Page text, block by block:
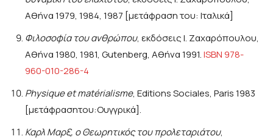
Αθήνα 1979, 1984, 1987 [μετάφραση του: Ιταλικά]
Φιλοσοφία του ανθρώπου, εκδόσεις Ι. Ζαχαρόπουλου,
Αθήνα 1980, 1981, Gutenberg, Αθήνα 1991.ISBN 978-
960-010-286-4
Physique et matérialisme, Editions Sociales, Paris 1983
[μετάφρασητου:Ουγγρικά].
Καρλ Μαρξ, ο Θεωρητικός του προλεταριάτου,